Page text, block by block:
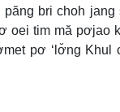
bri choh jang
oei tim mă
pơ ‘lơ̆ng Khul